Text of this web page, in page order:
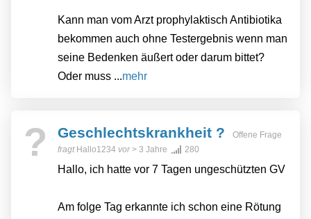
Kann man vom Arzt prophylaktisch Antibiotika
bekommen auch ohne Testergebnis wenn man
seine Bedenken äußert oder darum bittet?
Oder muss ...mehr
? Geschlechtskrankheit ?
Offene Frage
fragt Hallo1234 vor> 3 Jahre 280
Hallo, ich hatte vor 7 Tagen ungeschützten GV
Am folge Tag erkannte ich schon eine Rötung